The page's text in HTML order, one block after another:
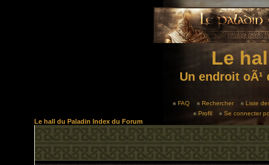
Le
Un endroit
FAQ Rechercher
Liste
Profil
Se connecter
Le hall du Paladin Index du Forum